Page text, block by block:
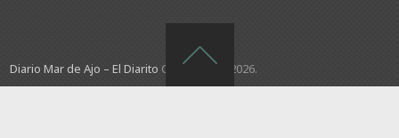
Diario Mar de Ajo – El Diarito Copyright © 2026.